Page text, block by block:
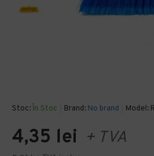
Stoc: În Stoc Brand: No brand Model:
4,35 lei + TVA